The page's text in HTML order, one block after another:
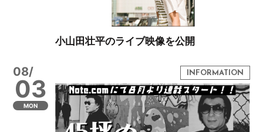
小山田壮平のライブ映像を公開
08/
03
MON